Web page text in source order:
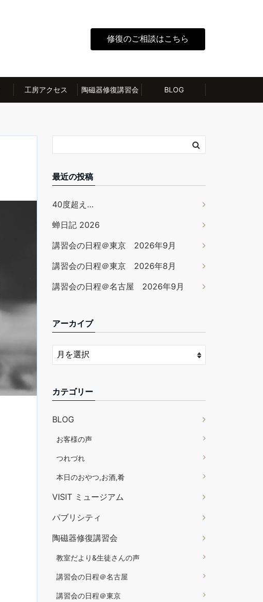
修復のご相談はこちら
工房アクセス 陶磁器修復講習会 BLOG
最近の投稿
40度超え…
蝉日記 2026
講習会の日程＠東京 2026年9月
講習会の日程＠東京 2026年8月
講習会の日程＠名古屋 2026年9月
アーカイブ
カテゴリー
BLOG
お客様の声
つれづれ
本日のおやつ,お酒,肴
VISIT ミュージアム
パブリシティ
陶磁器修復講習会
教室だより&生徒さんの声
講習会の日程＠名古屋
講習会の日程＠東京